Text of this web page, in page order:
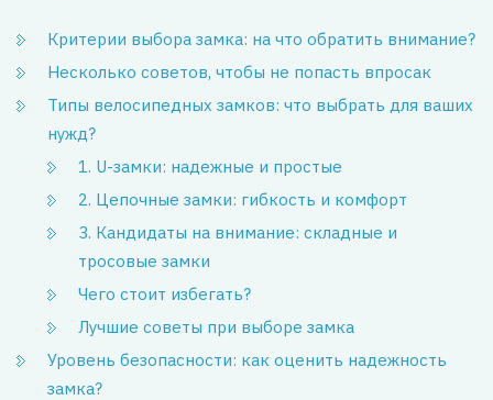
Критерии выбора замка: на что обратить внимание?
Несколько советов, чтобы не попасть впросак
Типы велосипедных замков: что выбрать для ваших
нужд?
1. U-замки: надежные и простые
2. Цепочные замки: гибкость и комфорт
3. Кандидаты на внимание: складные и
тросовые замки
Чего стоит избегать?
Лучшие советы при выборе замка
Уровень безопасности: как оценить надежность
замка?